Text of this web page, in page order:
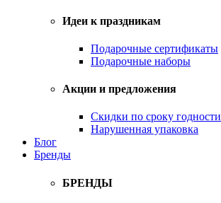
Идеи к праздникам
Подарочные сертификаты
Подарочные наборы
Акции и предложения
Скидки по сроку годности
Нарушенная упаковка
Блог
Бренды
БРЕНДЫ